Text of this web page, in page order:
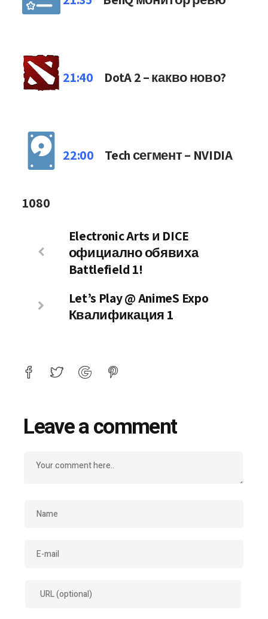
21:40 DotA 2 – какво ново?
22:00 Tech сегмент – NVIDIA
1080
Electronic Arts и DICE
официално обявиха
Battlefield 1!
Let’s Play @ AnimeS Expo
Квалификация 1
Leave a comment